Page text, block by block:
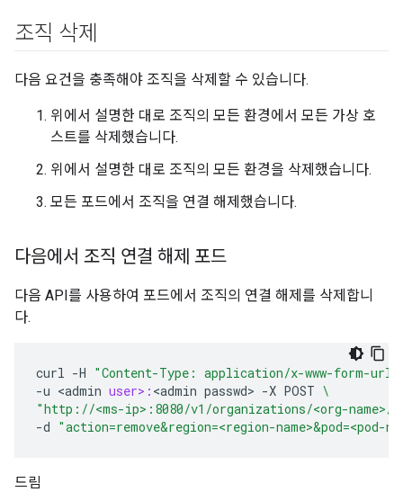
조직 삭제
다음 요건을 충족해야 조직을 삭제할 수 있습니다.
위에서 설명한 대로 조직의 모든 환경에서 모든 가상 호
스트를 삭제했습니다.
위에서 설명한 대로 조직의 모든 환경을 삭제했습니다.
모든 포드에서 조직을 연결 해제했습니다.
다음에서 조직 연결 해제 포드
다음 API를 사용하여 포드에서 조직의 연결 해제를 삭제합니
다.
curl -H "Content-Type: application/x-www-form-
-u <admin user>: <admin passwd> -X POST \
"http://<ms-ip>:8080/v1/organizations/<org-name>/
-d "action=remove&region=<region-name>&pod=<pod-
드림